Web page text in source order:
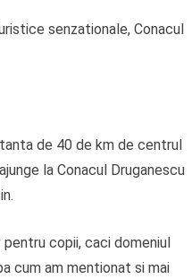
senzationale, Conacul
de 40 de km de centrul
la Conacul Druganescu
copii, caci domeniul
cum am mentionat si mai